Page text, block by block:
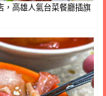
，高雄人氣台菜餐廳插旗